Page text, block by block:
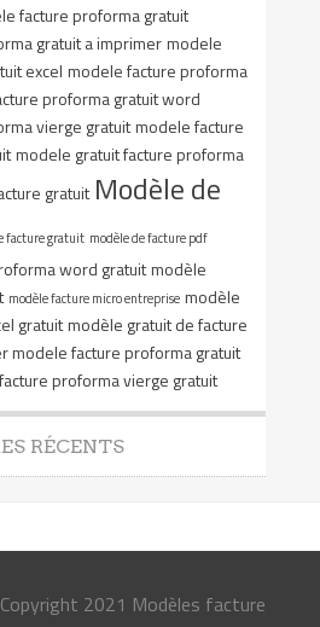
facture proforma gratuit
gratuit a imprimer modele
excel modele facture proforma
proforma gratuit word
vierge gratuit modele facture
modele gratuit facture proforma
gratuit Modèle de
facture gratuit modèle de facture pdf
word gratuit modèle
modèle facture micro entreprise modèle
gratuit modèle gratuit de facture
modele facture proforma gratuit
proforma vierge gratuit
RÉCENTS
Copyright 2021 Modèles facture